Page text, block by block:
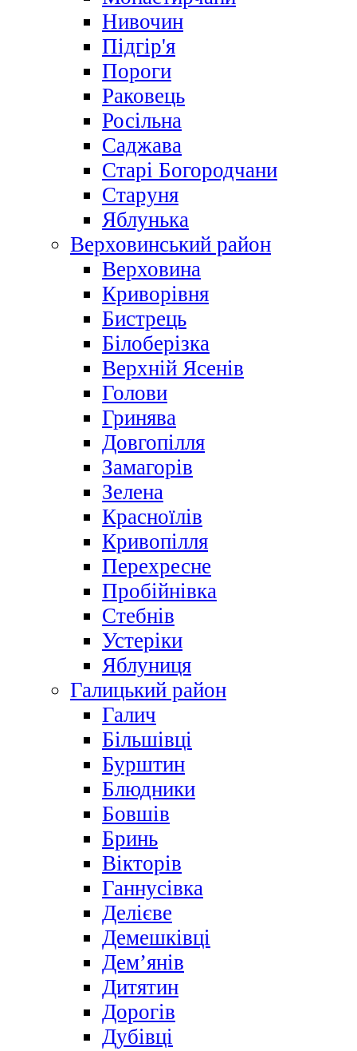
Нивочин
Підгір'я
Пороги
Раковець
Росільна
Саджава
Старі Богородчани
Старуня
Яблунька
Верховинський район
Верховина
Криворівня
Бистрець
Білоберізка
Верхній Ясенів
Голови
Гринява
Довгопілля
Замагорів
Зелена
Красноїлів
Кривопілля
Перехресне
Пробійнівка
Стебнів
Устеріки
Яблуниця
Галицький район
Галич
Більшівці
Бурштин
Блюдники
Бовшів
Бринь
Вікторів
Ганнусівка
Делієве
Демешківці
Дем’янів
Дитятин
Дорогів
Дубівці